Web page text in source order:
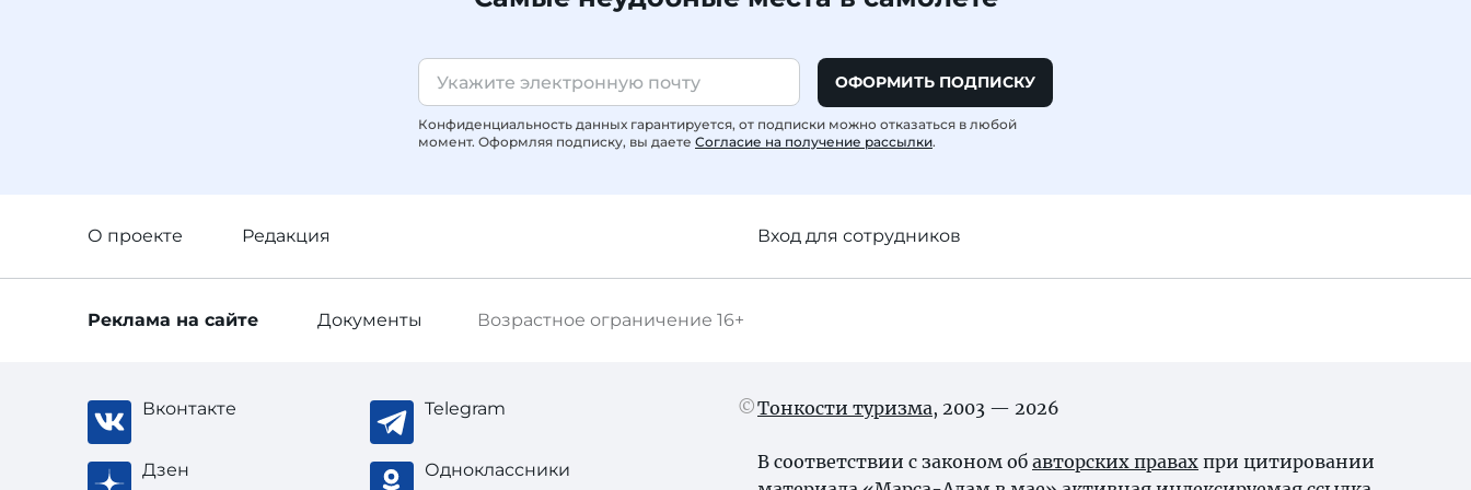
ОФОРМИТЬ ПОДПИСКУ
Конфиденциальность данных гарантируется, от подписки можно отказаться в любой
момент. Оформляя подписку, вы даете Согласие на получение рассылки.
О проекте Редакция Вход для сотрудников
Возрастное ограничение 16+
Реклама на сайте Документы
Вконтакте Telegram
Дзен Одноклассники
Тонкости туризма, 2003 — 2026
В соответствии с законом об авторских правах при цитировании